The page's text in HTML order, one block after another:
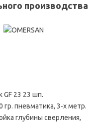
производства
23 23 шп.
пневматика, 3-х метр.
глубины сверления,